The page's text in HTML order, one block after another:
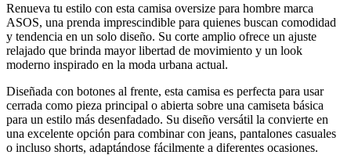
Renueva tu estilo con esta camisa oversize para hombre marca
ASOS, una prenda imprescindible para quienes buscan comodidad
y tendencia en un solo diseño. Su corte amplio ofrece un ajuste
relajado que brinda mayor libertad de movimiento y un look
moderno inspirado en la moda urbana actual.
Diseñada con botones al frente, esta camisa es perfecta para usar
cerrada como pieza principal o abierta sobre una camiseta básica
para un estilo más desenfadado. Su diseño versátil la convierte en
una excelente opción para combinar con jeans, pantalones casuales
o incluso shorts, adaptándose fácilmente a diferentes ocasiones.